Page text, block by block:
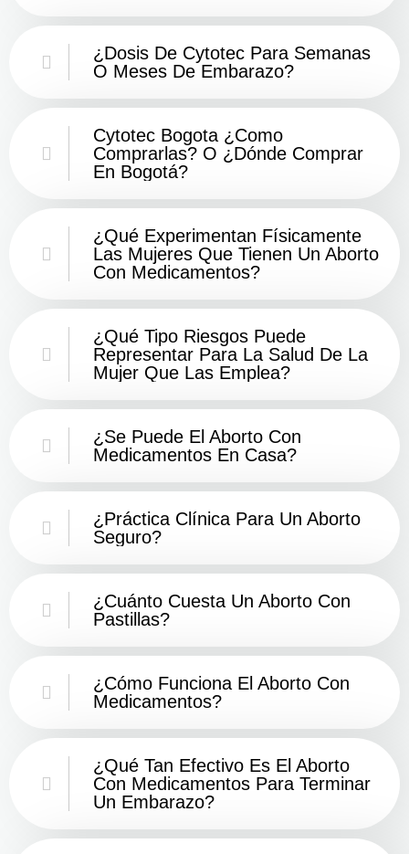
¿Dosis De Cytotec Para Semanas
O Meses De Embarazo?
Cytotec Bogota ¿Como
Comprarlas? O ¿Dónde Comprar
En Bogotá?
¿Qué Experimentan Físicamente
Las Mujeres Que Tienen Un Aborto
Con Medicamentos?
¿Qué Tipo Riesgos Puede
Representar Para La Salud De La
Mujer Que Las Emplea?
¿Se Puede El Aborto Con
Medicamentos En Casa?
¿Práctica Clínica Para Un Aborto
Seguro?
¿Cuánto Cuesta Un Aborto Con
Pastillas?
¿Cómo Funciona El Aborto Con
Medicamentos?
¿Qué Tan Efectivo Es El Aborto
Con Medicamentos Para Terminar
Un Embarazo?